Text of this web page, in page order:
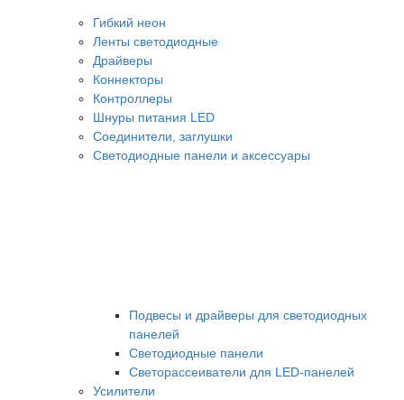
Гибкий неон
Ленты светодиодные
Драйверы
Коннекторы
Контроллеры
Шнуры питания LED
Соединители, заглушки
Светодиодные панели и аксессуары
Подвесы и драйверы для светодиодных
панелей
Светодиодные панели
Светорассеиватели для LED-панелей
Усилители